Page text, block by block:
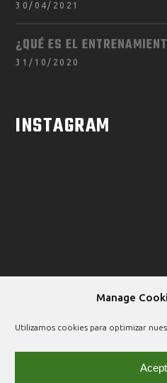
Manage
Utilizamos cookies para optimizar
30/04/2021
¿QUÉ ES EL
31/10/2020
INSTAGRAM